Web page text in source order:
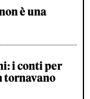
è una
i conti per
tornavano